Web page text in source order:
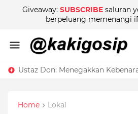
Giveaway: SUBSCRIBE saluran
berpeluang memenangi
Home Lokal